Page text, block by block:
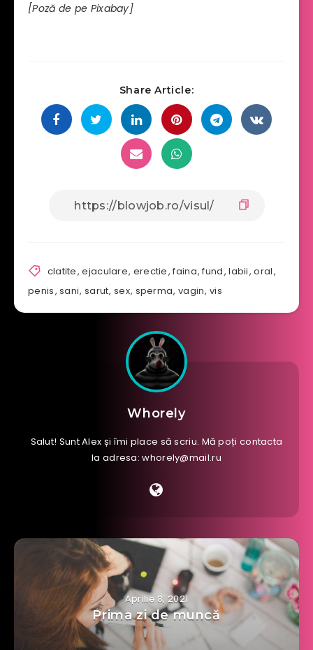
[Poză de pe Pixabay]
Share Article:
clatite,ejaculare, erectie,faina,fund,labii,oral,
penis,sani, sarut,sex, sperma, vagin,vis
Whorely
Salut! Sunt Alex și îmi place să scriu. Mă poți contacta
la adresa: whorely@mail.ru
Aprilie 8, 2021
Prima zi de muncă